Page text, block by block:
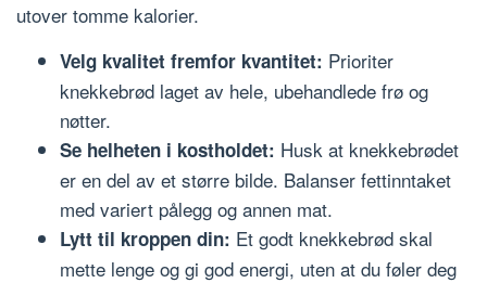
utover tomme kalorier.
Velg kvalitet fremfor kvantitet: Prioriter
knekkebrød laget av hele, ubehandlede frø og
nøtter.
Se helheten i kostholdet: Husk at knekkebrødet
er en del av et større bilde. Balanser fettinntaket
med variert pålegg og annen mat.
Lytt til kroppen din: Et godt knekkebrød skal
mette lenge og gi god energi, uten at du føler deg